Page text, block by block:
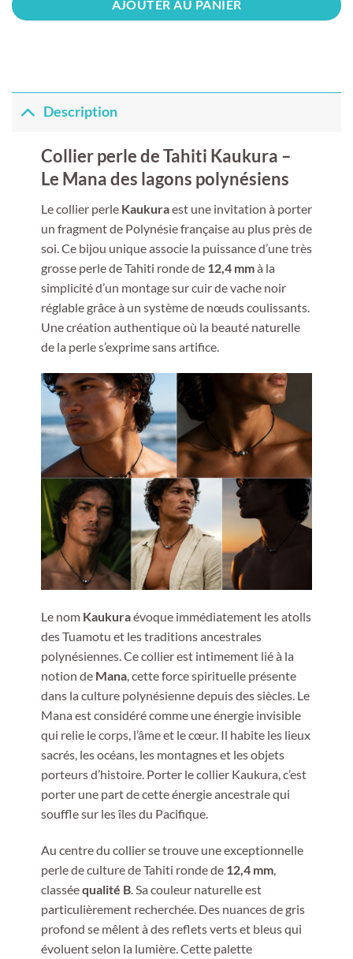
AJOUTER AU PANIER
Description
Collier perle de Tahiti Kaukura –
Le Mana des lagons polynésiens
Le collier perle Kaukuraest une invitation à porter
un fragment de Polynésie française au plus près de
soi. Ce bijou unique associe la puissance d’une très
grosse perle de Tahiti ronde de 12,4 mmà la
simplicité d’un montage sur cuir de vache noir
réglable grâce à un système de nœuds coulissants.
Une création authentique où la beauté naturelle
de la perle s’exprime sans artifice.
Le nom Kaukuraévoque immédiatement les atolls
des Tuamotu et les traditions ancestrales
polynésiennes. Ce collier est intimement lié à la
notion de Mana, cette force spirituelle présente
dans la culture polynésienne depuis des siècles. Le
Mana est considéré comme une énergie invisible
qui relie le corps, l’âme et le cœur. Il habite les lieux
sacrés, les océans, les montagnes et les objets
porteurs d’histoire. Porter le collier Kaukura, c’est
porter une part de cette énergie ancestrale qui
souffle sur les îles du Pacifique.
Au centre du collier se trouve une exceptionnelle
perle de culture de Tahiti ronde de 12,4 mm,
classéequalité B. Sa couleur naturelle est
particulièrement recherchée. Des nuances de gris
profond se mêlent à des reflets verts et bleus qui
évoluent selon la lumière. Cette palette